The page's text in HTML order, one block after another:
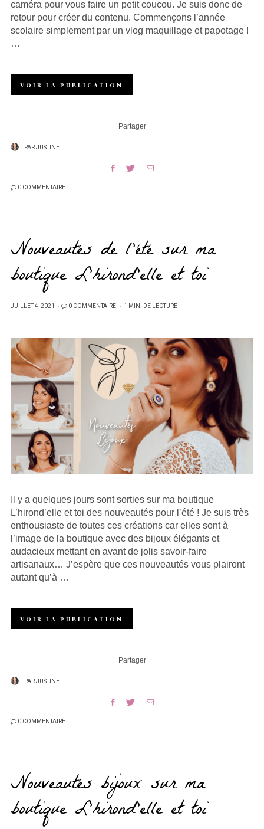
caméra pour vous faire un petit coucou. Je suis donc de
retour pour créer du contenu. Commençons l’année
scolaire simplement par un vlog maquillage et papotage !
…
VOIR LA PUBLICATION
Partager
PARJUSTINE
0 COMMENTAIRE
Nouveautés de l’été sur ma
boutique L’hirond’elle et toi
PUBLIÉ
JUILLET 4, 2021 0 COMMENTAIRE 1 MIN. DE LECTURE
Il y a quelques jours sont sorties sur ma boutique
L’hirond’elle et toi des nouveautés pour l’été ! Je suis très
enthousiaste de toutes ces créations car elles sont à
l’image de la boutique avec des bijoux élégants et
audacieux mettant en avant de jolis savoir-faire
artisanaux… J’espère que ces nouveautés vous plairont
autant qu’à …
VOIR LA PUBLICATION
Partager
PARJUSTINE
0 COMMENTAIRE
Nouveautés bijoux sur ma
boutique L’hirond’elle et toi